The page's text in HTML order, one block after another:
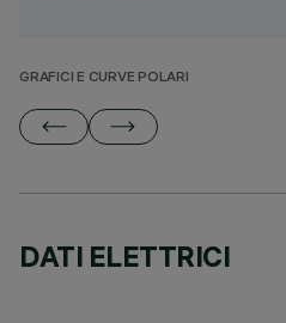
GRAFICI E CURVE POLARI
DATI ELETTRICI